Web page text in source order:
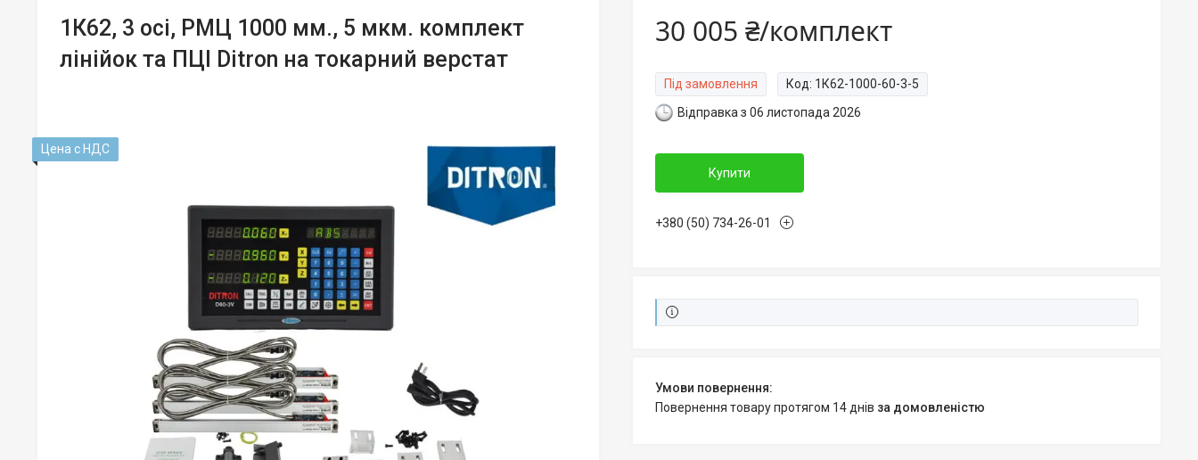
1К62, 3 осі, РМЦ 1000 мм., 5 мкм. комплект
лінійок та ПЦІ Ditron на токарний верстат
Цена с НДС
30 005 ₴/комплект
Під замовлення Код: 1К62-1000-60-3-5
Відправка з 06 листопада 2026
Купити
+380 (50) 734-26-01
повернення товару протягом 14 днів за домовленістю